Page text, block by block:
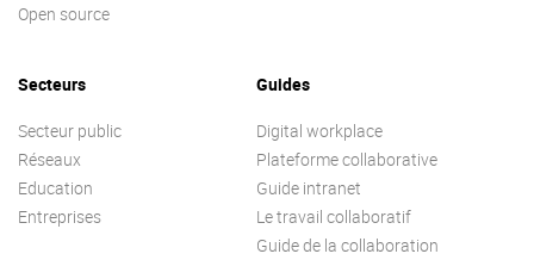
Open source
Secteurs
Secteur public
Réseaux
Education
Entreprises
Guides
Digital workplace
Plateforme collaborative
Guide intranet
Le travail collaboratif
Guide de la collaboration